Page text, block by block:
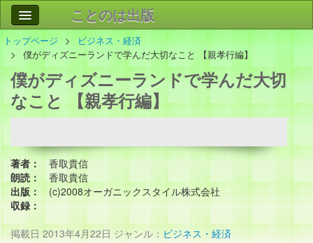
ことのは出版
作品
事業案内
会社情報
お問い合わせ
トップページ
ビジネス・経済
僕がディズニーランドで学んだ大切なこと 【親孝行編】
僕がディズニーランドで学んだ大切
なこと 【親孝行編】
著者：
香取貴信
朗読：
香取貴信
出版：
(c)2008オーガニックスタイル株式会社
収録：
掲載日 2013年4月22日 ジャンル： ビジネス・経済